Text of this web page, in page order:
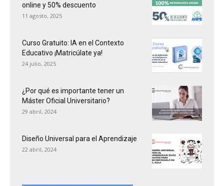
online y 50% descuento
11 agosto, 2025
Curso Gratuito: IA en el Contexto
Educativo ¡Matricúlate ya!
24 julio, 2025
¿Por qué es importante tener un
Máster Oficial Universitario?
29 abril, 2024
Diseño Universal para el Aprendizaje
22 abril, 2024